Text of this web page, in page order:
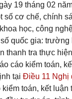
19 tháng 02
số cơ chế, chính
học, công
quốc gia: trường
thanh tra thực
cáo kiểm toán,
tại Điều 11 Nghị
toán, kết luận